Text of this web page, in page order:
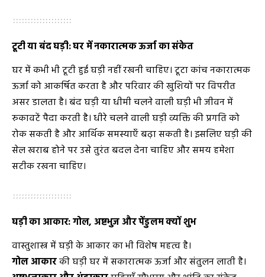
टूटी या बंद घड़ी: घर में नकारात्मक ऊर्जा का संकेत
घर में कभी भी टूटी हुई घड़ी नहीं रखनी चाहिए। टूटा कांच नकारात्मक
ऊर्जा को आकर्षित करता है और परिवार की खुशियों पर विपरीत
असर डालता है। बंद घड़ी या धीमी चलने वाली घड़ी भी जीवन में
रुकावटें पैदा करती है। धीरे चलने वाली घड़ी व्यक्ति की प्रगति को
रोक सकती है और आर्थिक समस्याएँ बढ़ा सकती है। इसलिए घड़ी की
सेल खराब होने पर उसे तुरंत बदल देना चाहिए और समय हमेशा
सटीक रखना चाहिए।
घड़ी का आकार: गोल, अष्टभुज और पेंडुलम क्यों शुभ
वास्तुशास्त्र में घड़ी के आकार का भी विशेष महत्व है।
गोल आकारकी घड़ी घर में सकारात्मक ऊर्जा और संतुलन लाती है।